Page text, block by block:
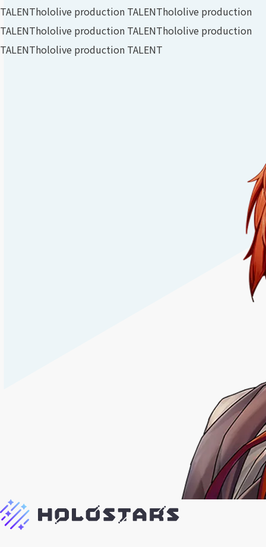
TALENThololive production TALENThololive production
TALENThololive production TALENThololive production
TALENThololive production TALENT